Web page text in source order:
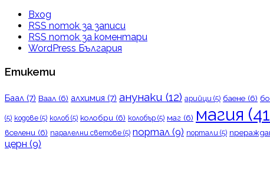
Вход
RSS поток за записи
RSS поток за коментари
WordPress България
Етикети
Баал (7) Ваал (6) алхимия (7) анунаки (12) арийци (5) баене (6)
(5) кодове (5) колоб (5) колобри (6) колобър (5) маг (6) магия
вселени (6) паралелни светове (5) портал (9) портали (5)
церн (9)